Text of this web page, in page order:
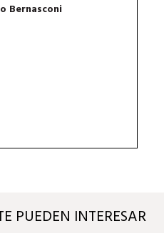
Bernasconi
PUEDEN INTERESAR